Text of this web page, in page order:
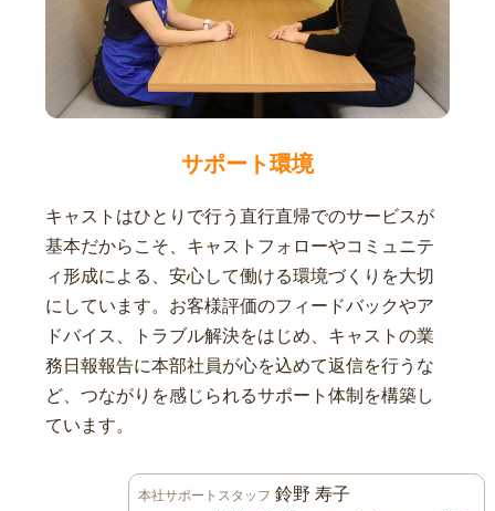
サポート環境
キャストはひとりで行う直行直帰でのサービスが
基本だからこそ、キャストフォローやコミュニテ
ィ形成による、安心して働ける環境づくりを大切
にしています。お客様評価のフィードバックやア
ドバイス、トラブル解決をはじめ、キャストの業
務日報報告に本部社員が心を込めて返信を行うな
ど、つながりを感じられるサポート体制を構築し
ています。
本社サポートスタッフ 鈴野 寿子